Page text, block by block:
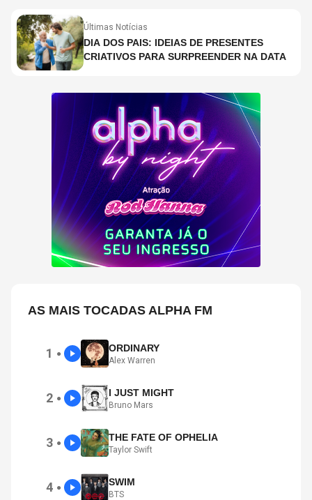
Últimas Notícias
DIA DOS PAIS: IDEIAS DE PRESENTES
CRIATIVOS PARA SURPREENDER NA DATA
AS MAIS TOCADAS ALPHA FM
1 ● ORDINARY
Alex Warren
2 ● I JUST MIGHT
Bruno Mars
3 ● THE FATE OF OPHELIA
Taylor Swift
4 ● SWIM
BTS